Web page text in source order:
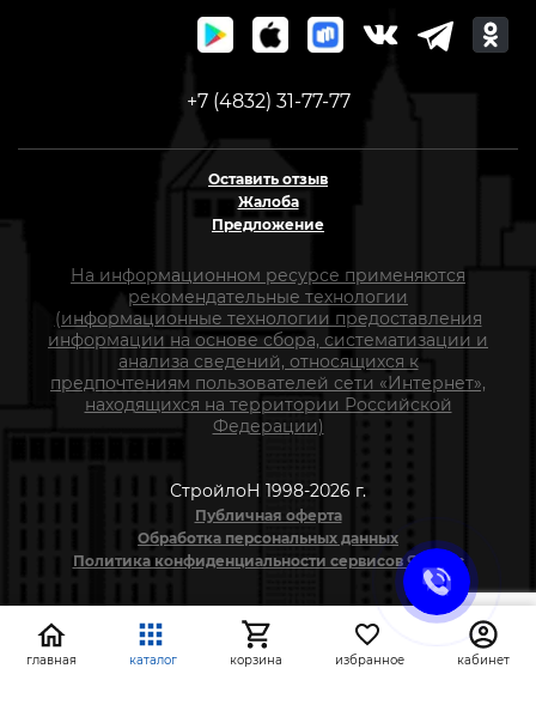
+7 (4832) 31-77-77
Оставить отзыв
Жалоба
Предложение
На информационном ресурсе применяются
рекомендательные технологии
(информационные технологии предоставления
информации на основе сбора, систематизации и
анализа сведений, относящихся к
предпочтениям пользователей сети «Интернет»,
находящихся на территории Российской
Федерации)
СтройлоН 1998-2026 г.
Публичная оферта
Обработка персональных данных
Политика конфиденциальности сервисов Яндекс
главная каталог корзина избранное кабинет